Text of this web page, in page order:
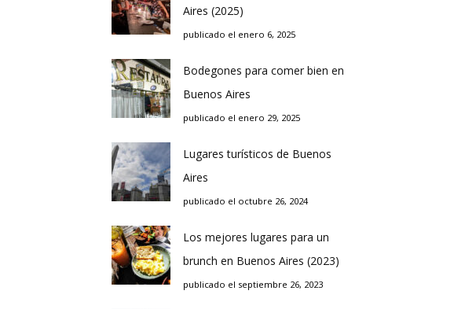
Aires (2025)
publicado el enero 6, 2025
Bodegones para comer bien en
Buenos Aires
publicado el enero 29, 2025
Lugares turísticos de Buenos
Aires
publicado el octubre 26, 2024
Los mejores lugares para un
brunch en Buenos Aires (2023)
publicado el septiembre 26, 2023